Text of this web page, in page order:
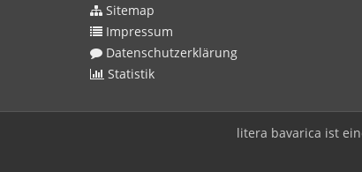
Sitemap
Impressum
Datenschutzerklärung
Statistik
litera bavarica ist